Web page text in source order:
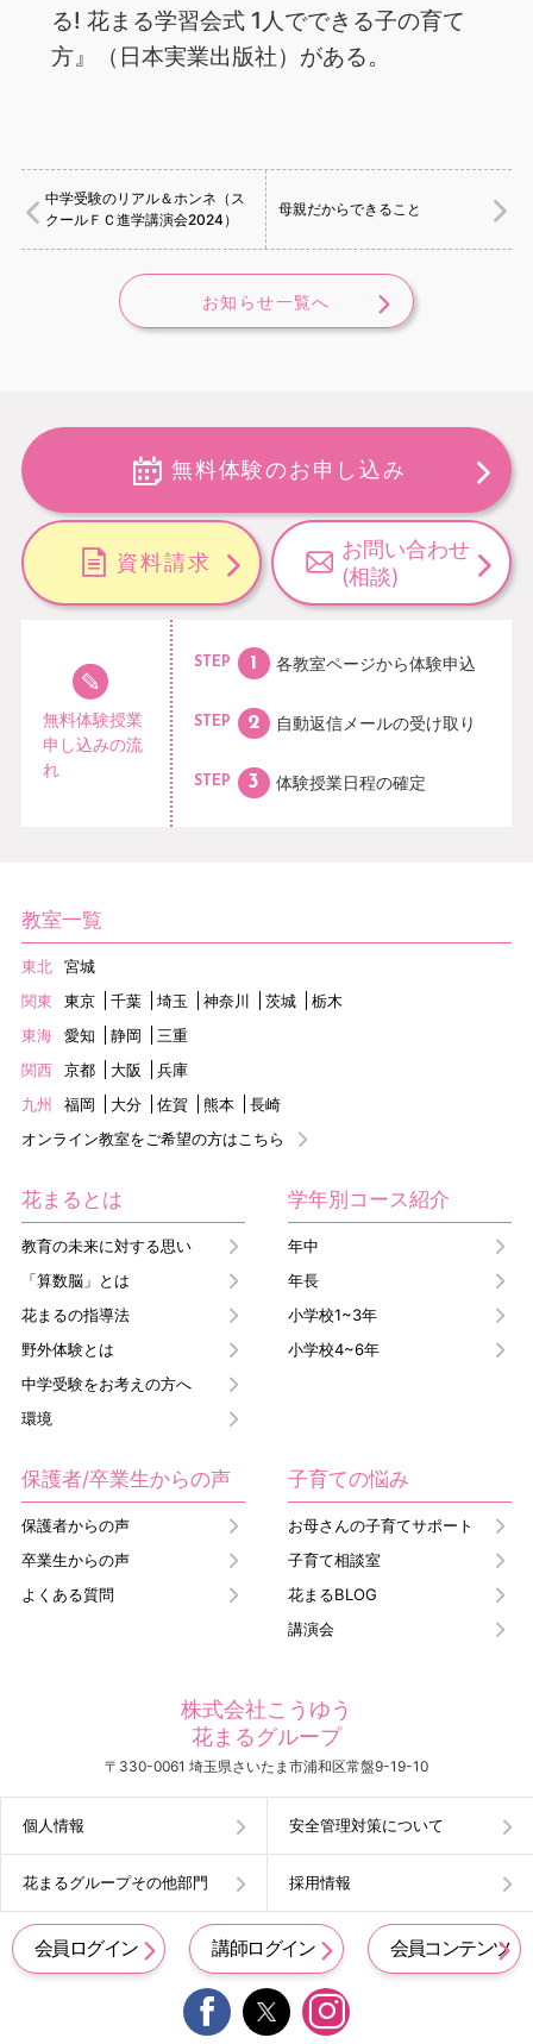
る! 花まる学習会式 1人でできる子の育て
方』（日本実業出版社）がある。
中学受験のリアル＆ホンネ（ス
クールＦＣ進学講演会2024）
母親だからできること
お知らせ一覧へ
無料体験のお申し込み
資料請求
お問い合わせ
(相談)
無料体験授業
申し込みの流
れ
STEP 各教室ページから体験申込
STEP 自動返信メールの受け取り
STEP 体験授業日程の確定
教室一覧
東北
宮城
関東
東京 千葉 埼玉 神奈川 茨城
栃木
東海
愛知 静岡
三重
関西
京都 大阪
兵庫
九州
福岡 大分 佐賀 熊本
長崎
オンライン教室をご希望の方はこちら
花まるとは
教育の未来に対する思い
「算数脳」とは
花まるの指導法
野外体験とは
中学受験をお考えの方へ
環境
学年別コース紹介
年中
年長
小学校1~3年
小学校4~6年
保護者/卒業生からの声
保護者からの声
卒業生からの声
よくある質問
子育ての悩み
お母さんの子育てサポート
子育て相談室
花まるBLOG
講演会
株式会社こうゆう
花まるグループ
〒330-0061 埼玉県さいたま市浦和区常盤9-19-10
個人情報 安全管理対策について
花まるグループその他部門 採用情報
会員ログイン 講師ログイン 会員コンテンツ
 